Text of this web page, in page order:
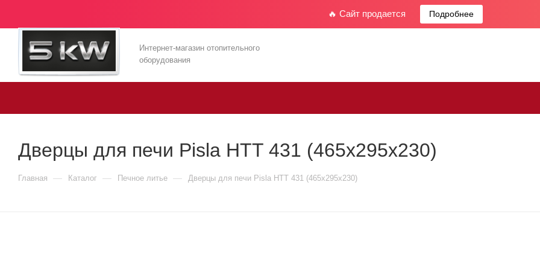
🔥 Сайт продается Подробнее
Интернет-магазин отопительного
оборудования
Дверцы для печи Pisla HTT 431 (465x295x230)
Главная — Каталог — Печное литье — Дверцы для печи Pisla HTT 431 (465x295x230)